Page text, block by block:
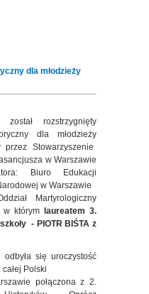
dla młodzieży
rozstrzygnięty
dla młodzieży
przez Stowarzyszenie
w Warszawie
Biuro Edukacji
w Warszawie
Martyrologiczny
w którym
laureatem 3.
- PIOTR BIŚTA z
się uroczystość
Polski
połączona z 2.